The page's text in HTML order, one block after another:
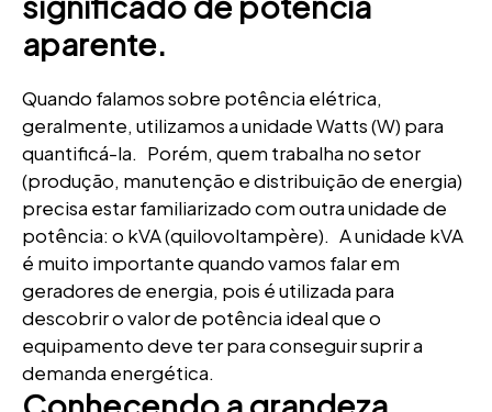
aparente.
Quando falamos sobre potência elétrica,
geralmente, utilizamos a unidade Watts (W) para
quantificá-la. Porém, quem trabalha no setor
(produção, manutenção e distribuição de energia)
precisa estar familiarizado com outra unidade de
potência: o kVA (quilovoltampère). A unidade kVA
é muito importante quando vamos falar em
geradores de energia, pois é utilizada para
descobrir o valor de potência ideal que o
equipamento deve ter para conseguir suprir a
demanda energética.